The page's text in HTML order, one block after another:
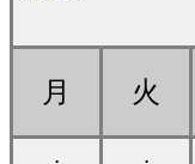
月 火
. .